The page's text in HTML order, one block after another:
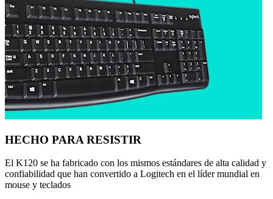
HECHO PARA RESISTIR
El K120 se ha fabricado con los mismos estándares de alta calidad y
confiabilidad que han convertido a Logitech en el líder mundial en
mouse y teclados